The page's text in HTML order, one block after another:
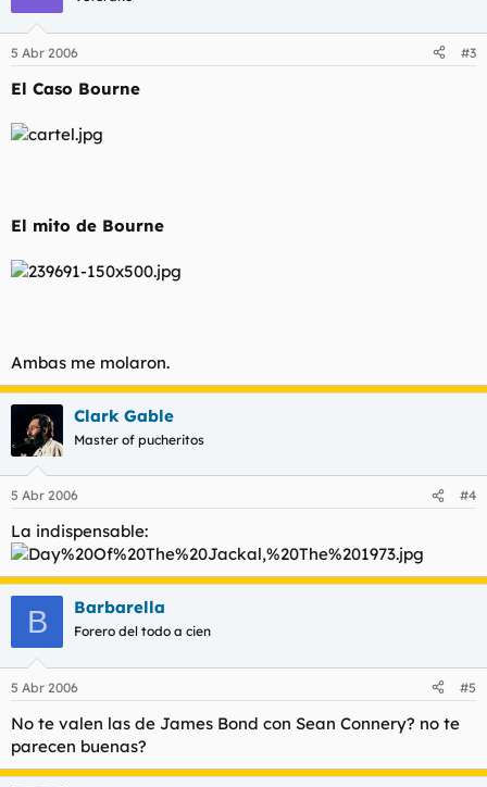
5 Abr 2006 #3
El Caso Bourne
El mito de Bourne
Ambas me molaron.
Clark Gable
Master of pucheritos
5 Abr 2006 #4
La indispensable:
B Barbarella
Forero del todo a cien
5 Abr 2006 #5
No te valen las de James Bond con Sean Connery? no te
parecen buenas?